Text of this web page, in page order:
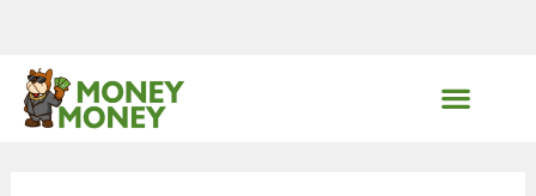
Skip
content